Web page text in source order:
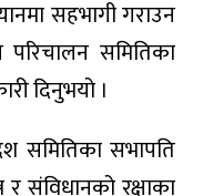
सहभागी गराउन
परिचालन समितिका
दिनुभयो ।
समितिका सभापति
र संविधानको रक्षाका